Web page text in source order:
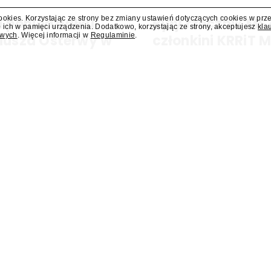
poniedziałku
Osterwy w
Były rzecznik
Korzystając ze strony bez zmiany ustawień dotyczących cookies w
w pamięci urządzenia. Dodatkowo, korzystając ze strony, akceptujesz
. Więcej informacji w Regulaminie.